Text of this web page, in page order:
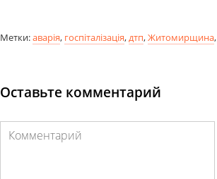
Метки:аварія, госпіталізація,дтп,Житомирщина,
Оставьте комментарий